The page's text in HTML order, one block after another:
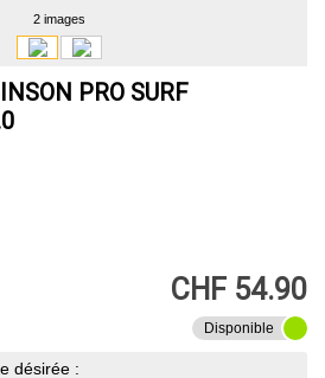
2 images
PRO SURF
CHF 54.90
Disponible
désirée :